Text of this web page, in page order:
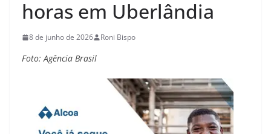
horas em Uberlândia
8 de junho de 2026 Roni Bispo
Foto: Agência Brasil